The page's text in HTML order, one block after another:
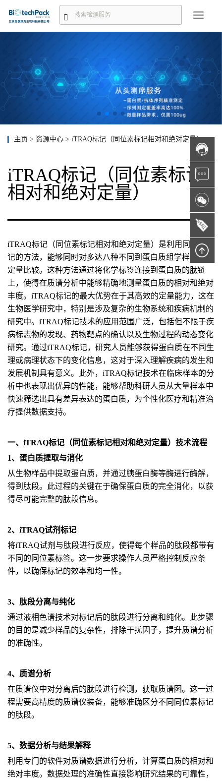
主页 > 资源中心 > iTRAQ标记（同位素标记相对和绝对定量）
iTRAQ标记（同位素标记
相对和绝对定量）
iTRAQ标记（同位素标记相对和绝对定量）是利用同位素标
记的方法，能够同时对多达八种不同到蛋白质组学样品进行
定量比较。这种方法通过将化学标签连接到蛋白质的肽链
上，使得在质谱分析中能够精确地测量蛋白质的相对和绝对
丰度。iTRAQ标记的最大优势在于其高效的定量能力，这在
生物医学研究中，特别是涉及复杂的生物系统和疾病机制的
研究中。iTRAQ标记技术的应用范围广泛，包括但不限于疾
病标志物的发现、药物靶点的确认以及生物过程的动态变化
研究。通过iTRAQ标记，研究人员能够获得蛋白质在不同生
理或病理状态下的变化信息，这对于深入理解疾病的发生和
发展机制具有意义。此外，iTRAQ标记技术在临床样本的分
析中也表现出优异的性能，能够帮助科研人员从大量样本中
快速筛选出具有差异表达的蛋白质，为个性化医疗和精准治
疗提供数据支持。
一、iTRAQ标记（同位素标记相对和绝对定量）技术流程
1、蛋白质提取与消化
从生物样品中提取蛋白质，并通过胰蛋白酶等酶进行酶解，
得到肽段。此过程的关键在于确保蛋白质的完全消化，以获
得尽可能完整的肽段信息。
2、iTRAQ试剂标记
将iTRAQ试剂与肽段进行反应，使得每个样品的肽段都带有
不同的同位素标签。这一步要求操作人员严格控制反应条
件，以确保标记的效率和均一性。
3、肽段分离与纯化
通过液相色谱技术对标记后的肽段进行分离和纯化。此步骤
的目的是减少样品的复杂性，排除干扰因子，提升质谱分析
的准确性。
4、质谱分析
在质谱仪中对分离后的肽段进行检测，获取质谱图。这一过
程需要高精度的质谱仪装备，能够准确区分不同同位素标记
的肽段。
5、数据分析与结果解释
利用专门的软件对质谱数据进行分析，计算蛋白质的相对和
绝对丰度。数据处理的准确性直接影响研究结果的可靠性，